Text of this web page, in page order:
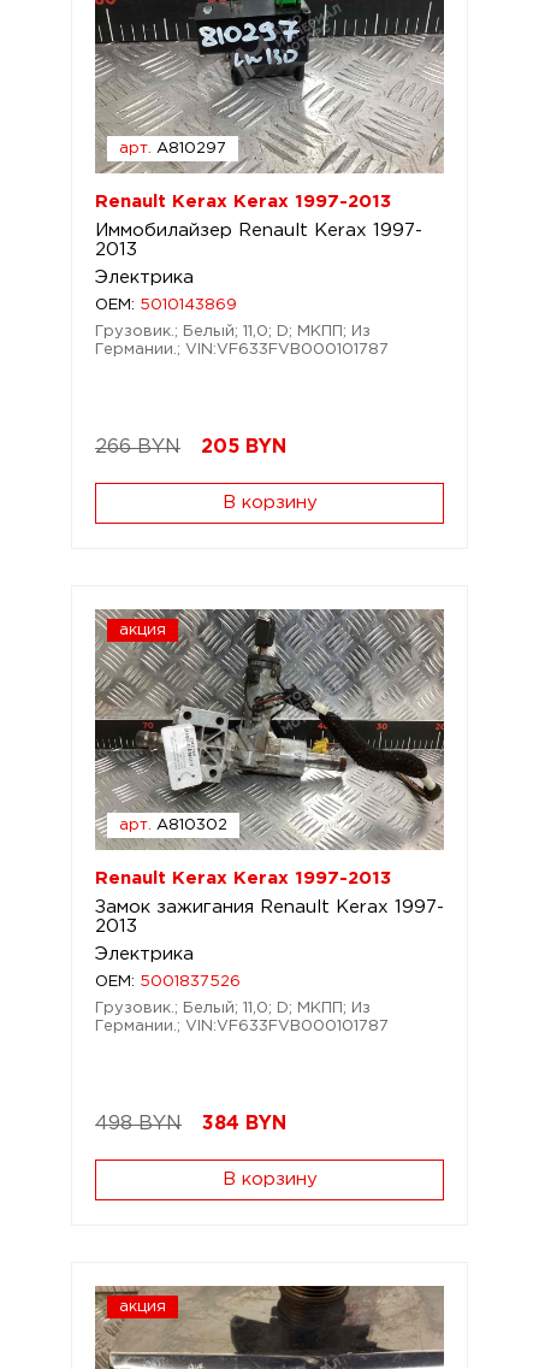
арт. A810297
Renault Kerax Kerax 1997-2013
Иммобилайзер Renault Kerax 1997-
2013
Электрика
OEM: 5010143869
Грузовик.; Белый; 11,0; D; МКПП; Из
Германии.; VIN:VF633FVB000101787
266 BYN 205 BYN
В корзину
акция
арт. A810302
Renault Kerax Kerax 1997-2013
Замок зажигания Renault Kerax 1997-
2013
Электрика
OEM: 5001837526
Грузовик.; Белый; 11,0; D; МКПП; Из
Германии.; VIN:VF633FVB000101787
498 BYN 384 BYN
В корзину
акция